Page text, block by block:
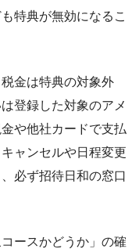
特典が無効になるこ
金は特典の対象外
登録した対象のアメ
や他社カードで支払
ャンセルや日程変更
必ず招待日和の窓口
ースかどうか」の確